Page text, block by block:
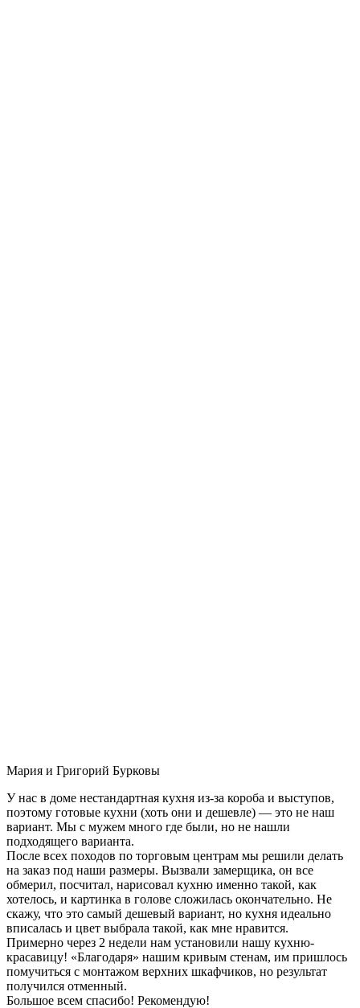
Мария и Григорий Бурковы
У нас в доме нестандартная кухня из-за короба и выступов,
поэтому готовые кухни (хоть они и дешевле) — это не наш
вариант. Мы с мужем много где были, но не нашли
подходящего варианта.
После всех походов по торговым центрам мы решили делать
на заказ под наши размеры. Вызвали замерщика, он все
обмерил, посчитал, нарисовал кухню именно такой, как
хотелось, и картинка в голове сложилась окончательно. Не
скажу, что это самый дешевый вариант, но кухня идеально
вписалась и цвет выбрала такой, как мне нравится.
Примерно через 2 недели нам установили нашу кухню-
красавицу! «Благодаря» нашим кривым стенам, им пришлось
помучиться с монтажом верхних шкафчиков, но результат
получился отменный.
Большое всем спасибо! Рекомендую!